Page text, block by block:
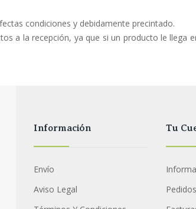
condiciones y debidamente precintado.
a la recepción, ya que si un producto le
Información
Envío
Aviso Legal
Tu
Pedidos